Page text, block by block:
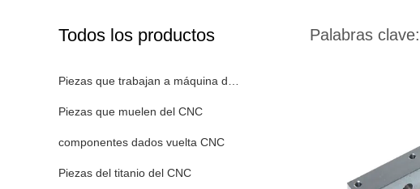
Todos los productos
Piezas que muelen del CNC
componentes dados vuelta CNC
Piezas del titanio del CNC
Palabras clave: